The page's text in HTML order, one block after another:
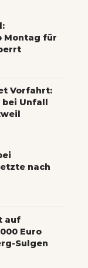
Montag für
Vorfahrt:
Unfall
nach
auf
Euro
Sulgen